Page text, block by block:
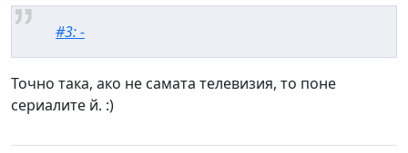
#3: -
Точно така, ако не самата телевизия, то поне
сериалите й. :)